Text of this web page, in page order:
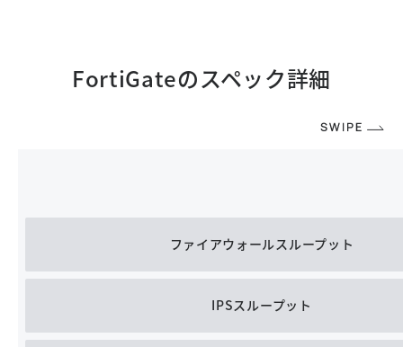
FortiGateのスペック詳細
ファイアウォールスループット
IPSスループット